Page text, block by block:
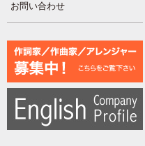
お問い合わせ